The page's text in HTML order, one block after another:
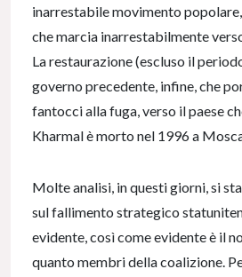
inarrestabile movimento
che marcia inarrestabilmente
La restaurazione (escluso il
governo precedente, infine, che
fantocci alla fuga, verso il paese
Kharmal è morto nel 1996 a
Molte analisi, in questi giorni, si
sul fallimento strategico
evidente, così come evidente è il
quanto membri della coalizione.